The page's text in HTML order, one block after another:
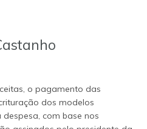
o pagamento das
dos modelos
com base nos